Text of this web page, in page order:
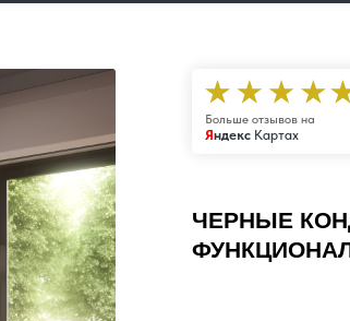
Больше отзывов на
Яндекс Картах
ЧЕРНЫЕ